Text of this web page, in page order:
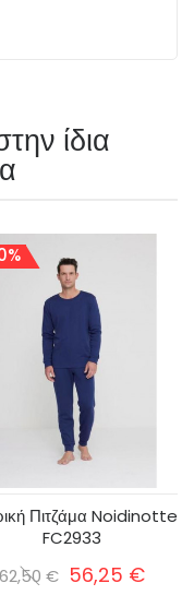
ίδια
Πιτζάμα Noidinotte
FC2933
62,50 € 56,25 €